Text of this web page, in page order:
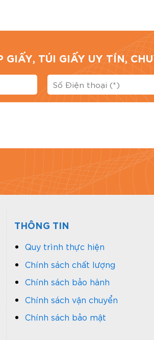
TÚI GIẤY UY TÍN,
THÔNG TIN
Quy trình thực hiện
Chính sách chất lượng
Chính sách bảo hành
Chính sách vận chuyển
Chính sách bảo mật